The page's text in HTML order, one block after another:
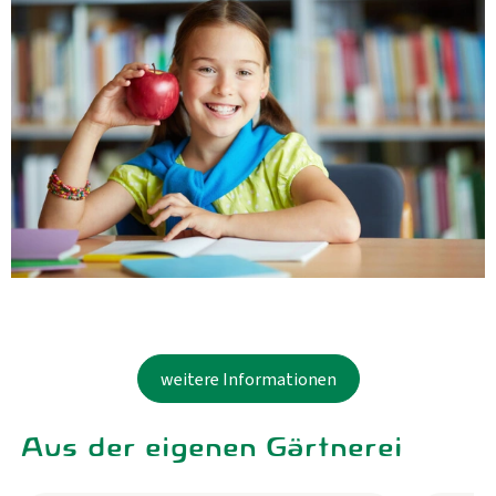
weitere Informationen
Aus der eigenen Gärtnerei